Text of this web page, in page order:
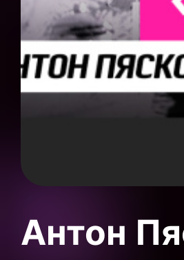
Антон